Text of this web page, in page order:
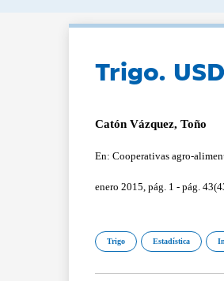
Trigo.
Catón Vázquez, Toño
En: Cooperativas agro-
enero 2015, pág. 1 - pág.
Trigo Estadística